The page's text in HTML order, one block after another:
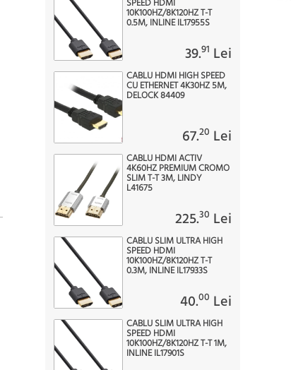
SPEED HDMI
10K100HZ/8K120HZ T-T
0.5M, INLINE IL17955S
39.91 Lei
CABLU HDMI HIGH SPEED
CU ETHERNET 4K30HZ 5M,
DELOCK 84409
67.20 Lei
CABLU HDMI ACTIV
4K60HZ PREMIUM CROMO
SLIM T-T 3M, LINDY
L41675
225.30 Lei
CABLU SLIM ULTRA HIGH
SPEED HDMI
10K100HZ/8K120HZ T-T
0.3M, INLINE IL17933S
40.00 Lei
CABLU SLIM ULTRA HIGH
SPEED HDMI
10K100HZ/8K120HZ T-T 1M,
INLINE IL17901S